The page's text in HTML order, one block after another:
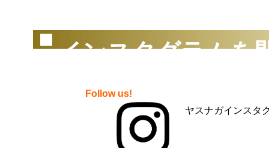
インスタグラムを
Follow us!
ヤスナガインスタ